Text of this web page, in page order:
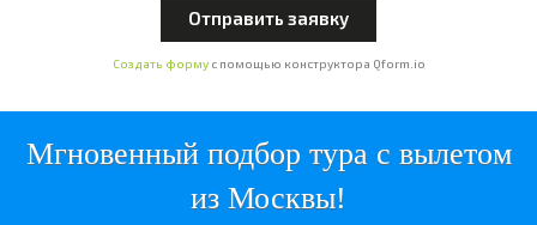
Создать форму с помощью конструктора Qform.io
Мгновенный подбор тура с вылетом
из Москвы!